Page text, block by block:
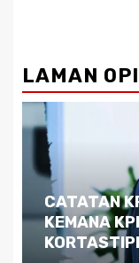
LAMAN
Dilema
Kutukan
Pemimpin